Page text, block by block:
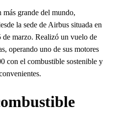
grande del mundo,
la sede de Airbus situada en
marzo. Realizó un vuelo de
operando uno de sus motores
con el combustible sostenible y